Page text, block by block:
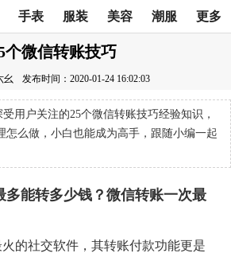
手表 服装 美容 潮服 更多
个微信转账技巧
幺 发布时间：2020-01-24 16:02:03
用户关注的25个微信转账技巧经验知识，
怎么做，小白也能成为高手，跟随小编一起
多能转多少钱？微信转账一次最
的社交软件，其转账付款功能更是